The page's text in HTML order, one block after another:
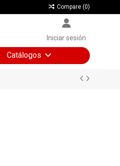
Compare (0)
Iniciar sesión
Catálogos